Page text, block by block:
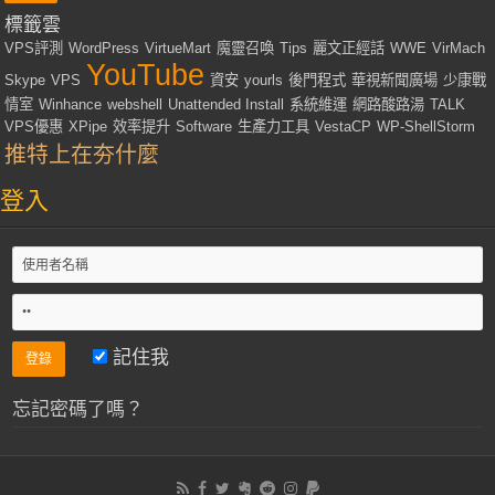
標籤雲
VPS評測 WordPress VirtueMart 魔靈召喚 Tips 麗文正經話 WWE VirMach
Skype VPS YouTube 資安 yourls 後門程式 華視新聞廣場 少康戰
情室 Winhance webshell Unattended Install 系統維運 網路酸路湯 TALK
VPS優惠 XPipe 效率提升 Software 生產力工具 VestaCP WP-ShellStorm
推特上在夯什麼
登入
記住我
忘記密碼了嗎？